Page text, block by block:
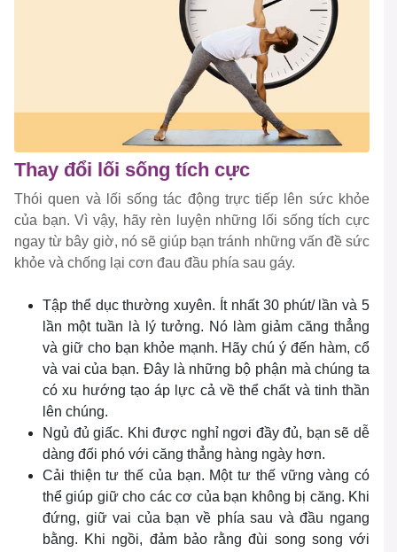
Thay đổi lối sống tích cực
Thói quen và lối sống tác động trực tiếp lên sức khỏe
của bạn. Vì vậy, hãy rèn luyện những lối sống tích cực
ngay từ bây giờ, nó sẽ giúp bạn tránh những vấn đề sức
khỏe và chống lại cơn đau đầu phía sau gáy.
Tập thể dục thường xuyên. Ít nhất 30 phút/ lần và 5
lần một tuần là lý tưởng. Nó làm giảm căng thẳng
và giữ cho bạn khỏe mạnh. Hãy chú ý đến hàm, cổ
và vai của bạn. Đây là những bộ phận mà chúng ta
có xu hướng tạo áp lực cả về thể chất và tinh thần
lên chúng.
Ngủ đủ giấc. Khi được nghỉ ngơi đầy đủ, bạn sẽ dễ
dàng đối phó với căng thẳng hàng ngày hơn.
Cải thiện tư thế của bạn. Một tư thế vững vàng có
thể giúp giữ cho các cơ của bạn không bị căng. Khi
đứng, giữ vai của bạn về phía sau và đầu ngang
bằng. Khi ngồi, đảm bảo rằng đùi song song với